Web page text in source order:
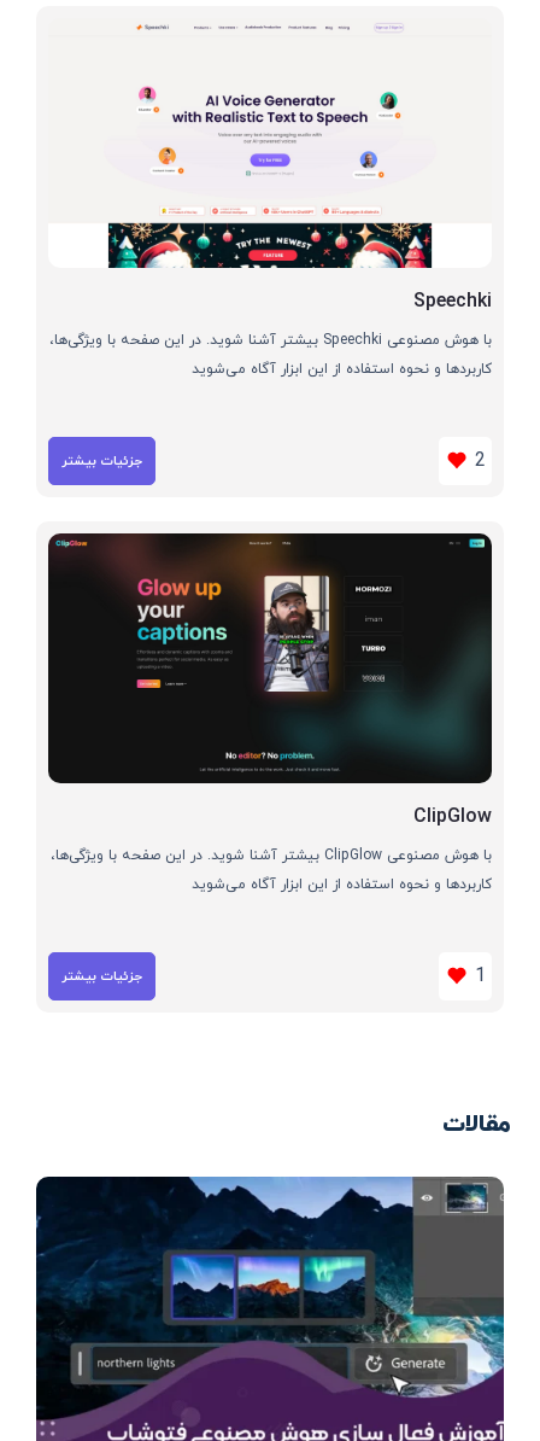
Speechki
با هوش مصنوعی Speechki بیشتر آشنا شوید. در این صفحه با ویژگی‌ها،
کاربردها و نحوه استفاده از این ابزار آگاه می‌شوید
2 جزئیات بیشتر
ClipGlow
با هوش مصنوعی ClipGlow بیشتر آشنا شوید. در این صفحه با ویژگی‌ها،
کاربردها و نحوه استفاده از این ابزار آگاه می‌شوید
1 جزئیات بیشتر
مقالات